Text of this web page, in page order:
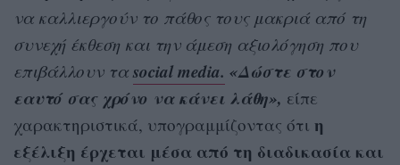
να καλλιεργούν το πάθος τους μακριά από τη
συνεχή έκθεση και την άμεση αξιολόγηση που
επιβάλλουν τα social media. «Δώστε στον
εαυτό σας χρόνο να κάνει λάθη», είπε
χαρακτηριστικά, υπογραμμίζοντας ότι η
εξέλιξη έρχεται μέσα από τη διαδικασία και